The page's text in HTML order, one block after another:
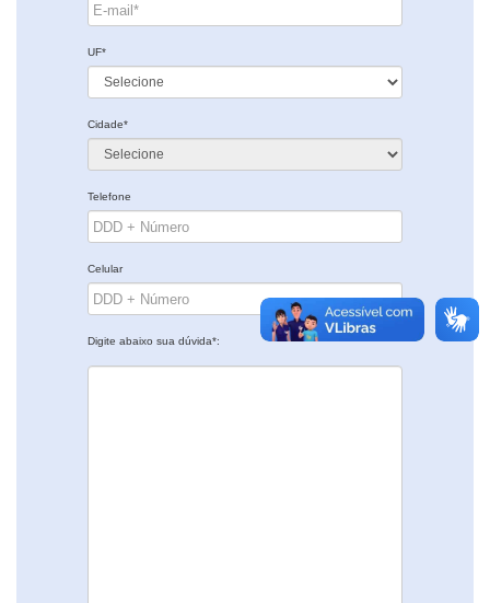
UF*
Cidade*
Telefone
Celular
Digite abaixo sua dúvida*: